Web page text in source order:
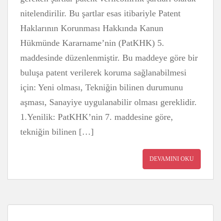
nitelendirilir. Bu şartlar esas itibariyle Patent
Haklarının Korunması Hakkında Kanun
Hükmünde Kararname’nin (PatKHK) 5.
maddesinde düzenlenmiştir. Bu maddeye göre bir
buluşa patent verilerek koruma sağlanabilmesi
için: Yeni olması, Tekniğin bilinen durumunu
aşması, Sanayiye uygulanabilir olması gereklidir.
1.Yenilik: PatKHK’nin 7. maddesine göre,
tekniğin bilinen […]
DEVAMINI OKU